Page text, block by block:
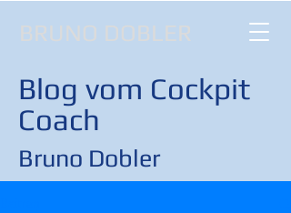
BRUNO DOBLER
Blog vom Cockpit
Coach
Bruno Dobler